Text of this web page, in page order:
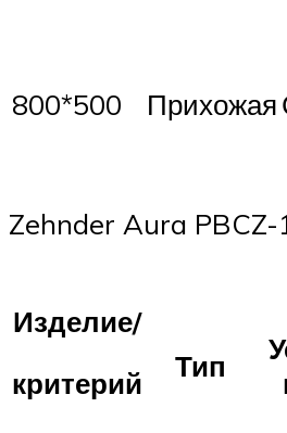
800*500 Прихожая
Zehnder Aura
Изделие/
критерий
Тип